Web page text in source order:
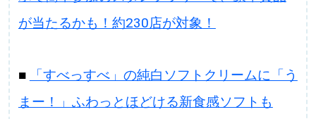
が当たるかも！約230店が対象！
■
「すべっすべ」の純白ソフトクリームに「う
まー！」ふわっとほどける新食感ソフトも